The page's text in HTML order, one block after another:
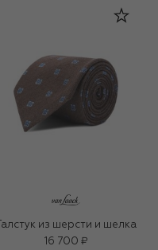
Галстук из шерсти и шелка
16 700 ₽